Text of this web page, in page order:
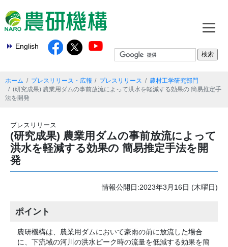
English
ホーム プレスリリース・広報 プレスリリース
農村工学研究部門
(研究成果) 農業用ダムの事前放流によって洪水を軽減する効果の 簡易推定手
法を開発
プレスリリース
(研究成果) 農業用ダムの事前放流によって
洪水を軽減する効果の 簡易推定手法を開
発
情報公開日:2023年3月16日 (木曜日)
ポイント
農研機構は、農業用ダムにおいて豪雨の前に放流した場合
に、下流域の河川の洪水ピーク時の流量を低減する効果を簡